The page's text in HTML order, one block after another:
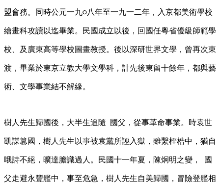
盟會務。同時公元一九○八年至一九一二年，入京都美術學校
繪畫科攻讀以迄畢業。民國成立以後，回國任粵省優級師範學
校、及廣東高等學校圖畫教授。後以深研世界文學，曾再次東
渡，畢業於東京立教大學文學科，計先後東留十餘年，都與藝
術、文學事業結不解緣。
樹人先生歸國後，大半生追隨 國父，從事革命事業。時袁世
凱謀篡國，樹人先生以事被袁黨所誣入獄，雖繫桎梏中，猶自
哦詩不絕，曠達膽識過人。民國十一年夏，陳炯明之變， 國
父走避永豐艦中，事至危急，樹人先生自美歸國，冒險登艦相